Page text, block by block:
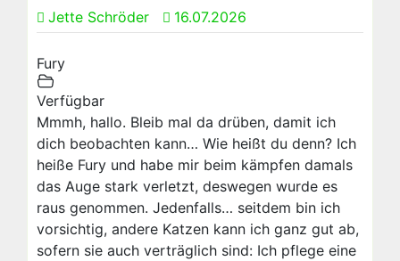
Jette Schröder 16.07.2026
Fury
Verfügbar
Mmmh, hallo. Bleib mal da drüben, damit ich
dich beobachten kann… Wie heißt du denn? Ich
heiße Fury und habe mir beim kämpfen damals
das Auge stark verletzt, deswegen wurde es
raus genommen. Jedenfalls… seitdem bin ich
vorsichtig, andere Katzen kann ich ganz gut ab,
sofern sie auch verträglich sind: Ich pflege eine